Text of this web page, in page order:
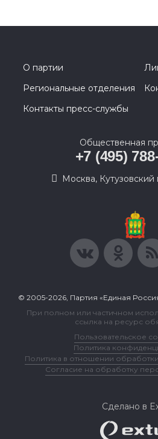
О партии
Региональные отделения
Контакты пресс-службы
Общественная
+7 (495)
Москва, Кутузовский
© 2005-2026, Партия «Единая
При полном или частичном
ссылка на ресурс
Пользовательское
Политика
Политика в отношении
Согласие на обработку
Сделано в